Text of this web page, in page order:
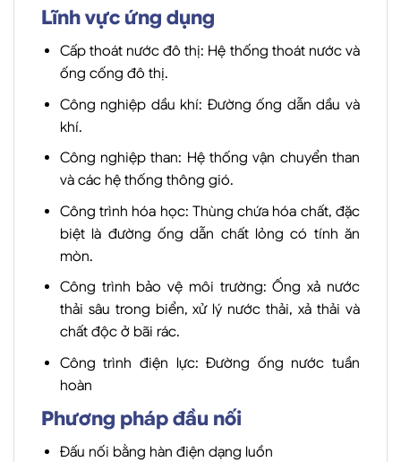
Lĩnh vực ứng dụng
Cấp thoát nước đô thị: Hệ thống thoát nước và
ống cống đô thị.
Công nghiệp dầu khí: Đường ống dẫn dầu và
khí.
Công nghiệp than: Hệ thống vận chuyển than
và các hệ thống thông gió.
Công trình hóa học: Thùng chứa hóa chất, đặc
biệt là đường ống dẫn chất lỏng có tính ăn
mòn.
Công trình bảo vệ môi trường: Ống xả nước
thải sâu trong biển, xử lý nước thải, xả thải và
chất độc ở bãi rác.
Công trình điện lực: Đường ống nước tuần
hoàn
Phương pháp đầu nối
Đấu nối bằng hàn điện dạng luồn